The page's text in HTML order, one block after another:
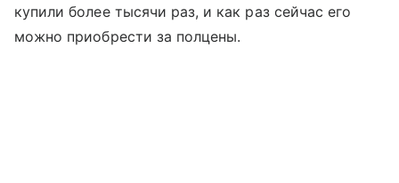
купили более тысячи раз, и как раз сейчас его
можно приобрести за полцены.